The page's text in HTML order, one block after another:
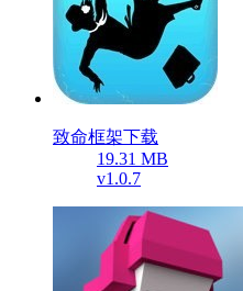
致命框架下载
19.31 MB
v1.0.7